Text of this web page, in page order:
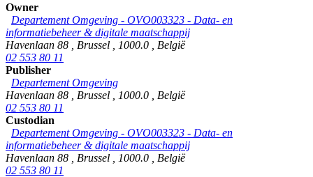
Owner
Departement Omgeving - OVO003323 - Data- en
informatiebeheer & digitale maatschappij
Havenlaan 88
Brussel 1000.0
België
02 553 80 11
Publisher
Departement Omgeving
Havenlaan 88
Brussel 1000.0
België
02 553 80 11
Custodian
Departement Omgeving - OVO003323 - Data- en
informatiebeheer & digitale maatschappij
Havenlaan 88
Brussel 1000.0
België
02 553 80 11